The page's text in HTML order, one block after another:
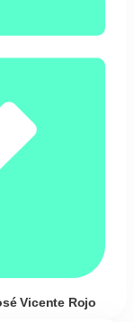
Vicente Rojo